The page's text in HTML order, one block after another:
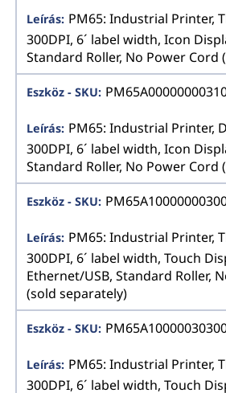
PM65: Industrial Printer,
300DPI, 6´ label width, Icon
Standard Roller, No Power Cord
PM65: Industrial Printer,
300DPI, 6´ label width, Icon
Standard Roller, No Power Cord
PM65: Industrial Printer,
300DPI, 6´ label width, Touch
Ethernet/USB, Standard Roller,
(sold separately)
PM65: Industrial Printer,
300DPI, 6´ label width, Touch